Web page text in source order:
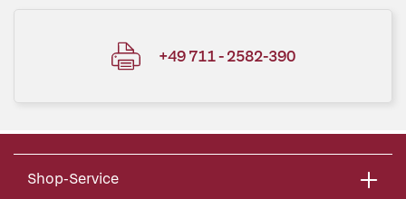
+49 711 - 2582-390
Shop-Service